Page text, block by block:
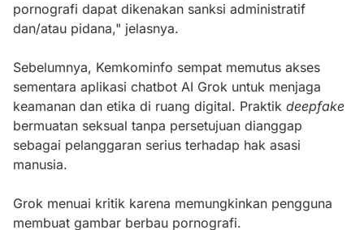
pornografi dapat dikenakan sanksi administratif
dan/atau pidana," jelasnya.
Sebelumnya, Kemkominfo sempat memutus akses
sementara aplikasi chatbot AI Grok untuk menjaga
keamanan dan etika di ruang digital. Praktik deepfake
bermuatan seksual tanpa persetujuan dianggap
sebagai pelanggaran serius terhadap hak asasi
manusia.
Grok menuai kritik karena memungkinkan pengguna
membuat gambar berbau pornografi.